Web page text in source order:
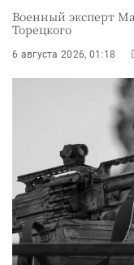
Военный эксперт
Торецкого
6 августа 2026, 01:18